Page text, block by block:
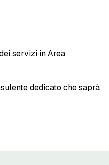
servizi in Area
dedicato che saprà